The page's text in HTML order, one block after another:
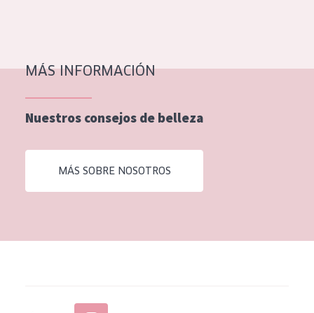
Piel normal y seca
Piel mixata o grasa
Piel madura
Piel expuesta al sol
Piel menopáusica
Todas las edades
MÁS INFORMACIÓN
Nuestros consejos de belleza
MÁS SOBRE NOSOTROS